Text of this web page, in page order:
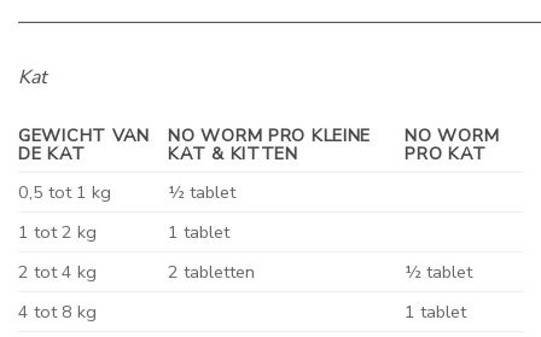
Kat
GEWICHT VAN
DE KAT
NO WORM PRO KLEINE
KAT & KITTEN
NO WORM
PRO KAT
0,5 tot 1 kg
½ tablet
1 tot 2 kg
1 tablet
2 tot 4 kg
2 tabletten
½ tablet
4 tot 8 kg
1 tablet